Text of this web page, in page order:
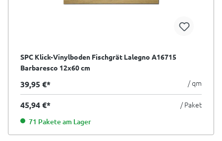
SPC Klick-Vinylboden Fischgrät Lalegno A16715
Barbaresco 12x60 cm
39,95 €* / qm
45,94 €* / Paket
71 Pakete am Lager